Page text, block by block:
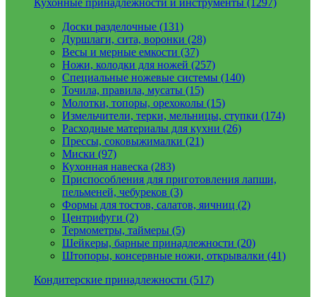
Кухонные принадлежности и инструменты (1297)
Доски разделочные (131)
Дуршлаги, сита, воронки (28)
Весы и мерные емкости (37)
Ножи, колодки для ножей (257)
Специальные ножевые системы (140)
Точила, правила, мусаты (15)
Молотки, топоры, орехоколы (15)
Измельчители, терки, мельницы, ступки (174)
Расходные материалы для кухни (26)
Прессы, соковыжималки (21)
Миски (97)
Кухонная навеска (283)
Приспособления для приготовления лапши,
пельменей, чебуреков (3)
Формы для тостов, салатов, яичниц (2)
Центрифуги (2)
Термометры, таймеры (5)
Шейкеры, барные принадлежности (20)
Штопоры, консервные ножи, открывалки (41)
Кондитерские принадлежности (517)